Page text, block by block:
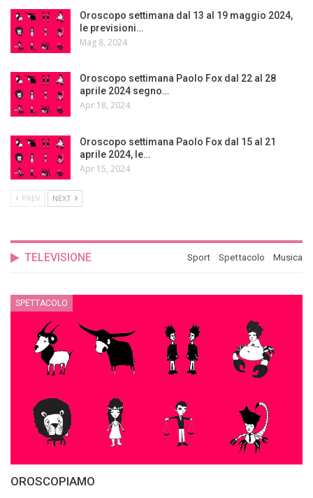
Oroscopo settimana dal 13 al 19 maggio 2024,
le previsioni…
Mag 8, 2024
Oroscopo settimana Paolo Fox dal 22 al 28
aprile 2024 segno…
Apr 18, 2024
Oroscopo settimana Paolo Fox dal 15 al 21
aprile 2024, le…
Apr 15, 2024
PREV NEXT
TELEVISIONE Musica
Spettacolo
Sport
SPETTACOLO
OROSCOPIAMO